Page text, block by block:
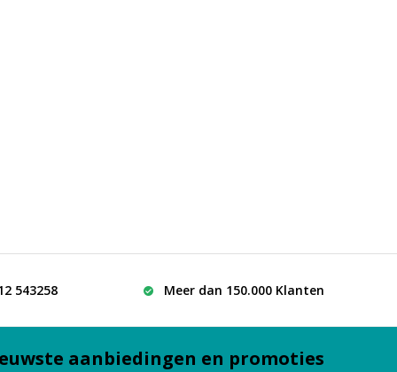
543258 Meer dan 150.000 Klanten
aanbiedingen en promoties